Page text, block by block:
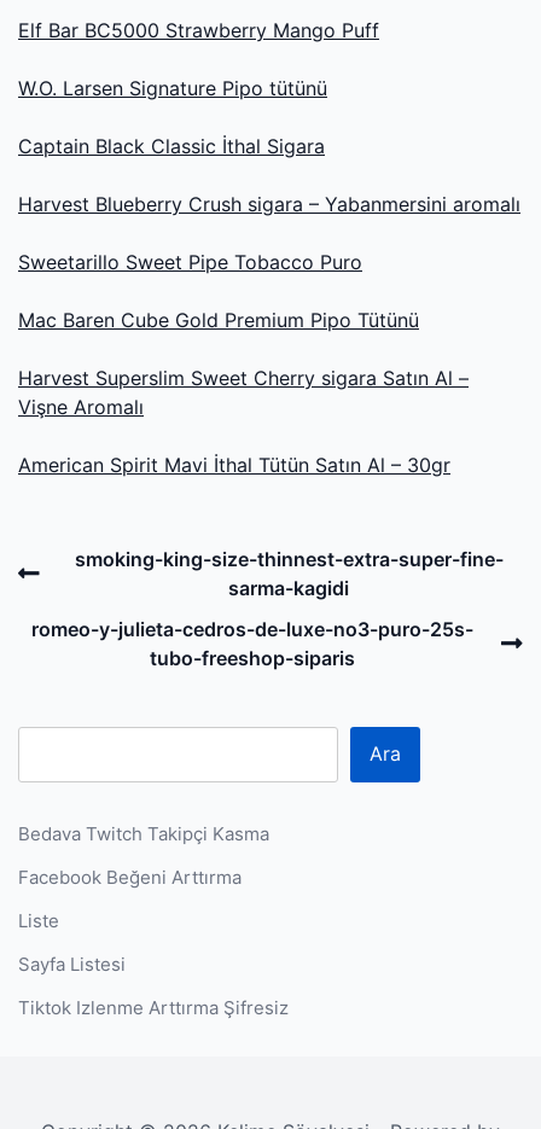
Elf Bar BC5000 Strawberry Mango Puff
W.O. Larsen Signature Pipo tütünü
Captain Black Classic İthal Sigara
Harvest Blueberry Crush sigara – Yabanmersini aromalı
Sweetarillo Sweet Pipe Tobacco Puro
Mac Baren Cube Gold Premium Pipo Tütünü
Harvest Superslim Sweet Cherry sigara Satın Al –
Vişne Aromalı
American Spirit Mavi İthal Tütün Satın Al – 30gr
Previoussmoking-king-size-thinnest-extra-super-fine-
sarma-kagidi
romeo-y-julieta-cedros-de-luxe-no3-puro-25s-
tubo-freeshop-siparis
Ara
Bedava Twitch Takipçi Kasma
Facebook Beğeni Arttırma
Liste
Sayfa Listesi
Tiktok Izlenme Arttırma Şifresiz